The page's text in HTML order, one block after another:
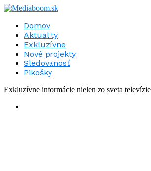
Domov
Aktuality
Exkluzívne
Nové projekty
Sledovanosť
Pikošky
Exkluzívne informácie nielen zo sveta televízie